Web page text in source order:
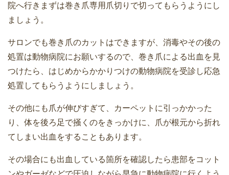
院へ行きまずは巻き爪専用爪切りで切ってもらうようにし
ましょう。
サロンでも巻き爪のカットはできますが、消毒やその後の
処置は動物病院にお願いするので、巻き爪による出血を見
つけたら、はじめからかかりつけの動物病院を受診し応急
処置してもらうようにしましょう。
その他にも爪が伸びすぎて、カーペットに引っかかった
り、体を後ろ足で掻くのをきっかけに、爪が根元から折れ
てしまい出血をすることもあります。
その場合にも出血している箇所を確認したら患部をコット